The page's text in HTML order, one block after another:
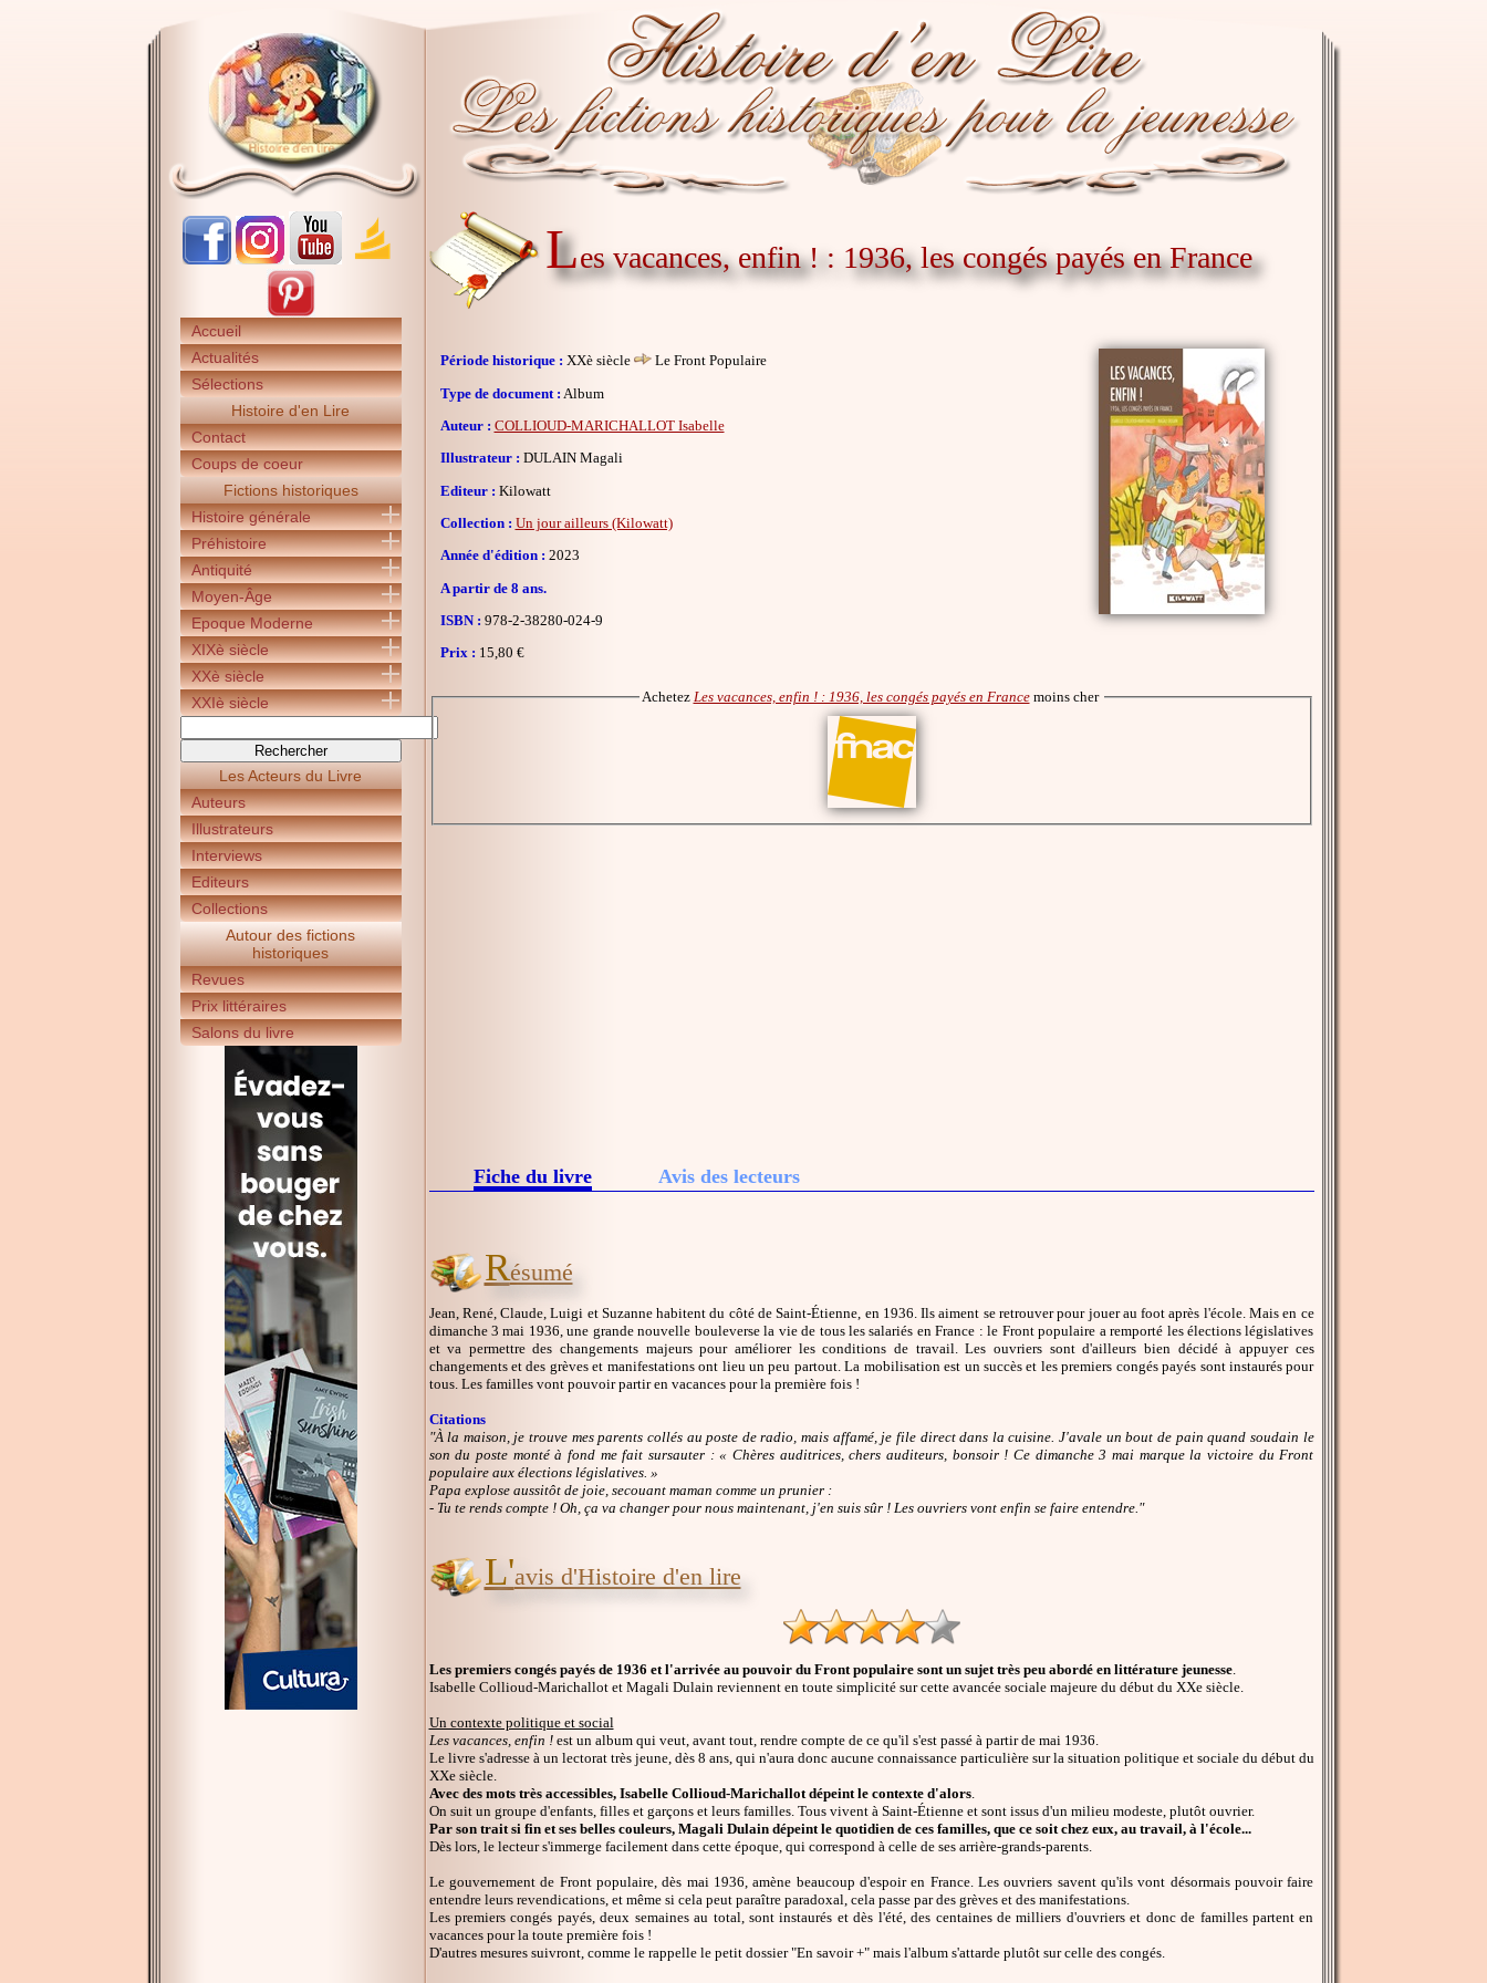
Accueil
Actualités
Sélections
Histoire d'en Lire
Contact
Coups de coeur
Fictions historiques
Histoire générale
Préhistoire
Antiquité
Moyen-Âge
Epoque Moderne
XIXè siècle
XXè siècle
XXIè siècle
Les Acteurs du Livre
Auteurs
Illustrateurs
Interviews
Editeurs
Collections
Autour des fictions
historiques
Revues
Prix littéraires
Salons du livre
Les vacances, enfin ! : 1936, les congés payés en France
Période historique : XXè siècle
Le Front Populaire
Type de document : Album
Auteur : COLLIOUD-MARICHALLOT Isabelle
Illustrateur : DULAIN Magali
Editeur : Kilowatt
Collection : Un jour ailleurs (Kilowatt)
Année d'édition : 2023
A partir de 8 ans.
ISBN : 978-2-38280-024-9
Prix : 15,80 €
Achetez Les vacances, enfin ! : 1936, les congés payés en Francemoins cher
Fiche du livre Avis des lecteurs
Résumé
Jean, René, Claude, Luigi et Suzanne habitent du côté de Saint-Étienne, en 1936. Ils aiment se retrouver pour jouer au foot après l'école. Mais en ce
dimanche 3 mai 1936, une grande nouvelle bouleverse la vie de tous les salariés en France : le Front populaire a remporté les élections législatives
et va permettre des changements majeurs pour améliorer les conditions de travail. Les ouvriers sont d'ailleurs bien décidé à appuyer ces
changements et des grèves et manifestations ont lieu un peu partout. La mobilisation est un succès et les premiers congés payés sont instaurés pour
tous. Les familles vont pouvoir partir en vacances pour la première fois !
Citations
"À la maison, je trouve mes parents collés au poste de radio, mais affamé, je file direct dans la cuisine. J'avale un bout de pain quand soudain le
son du poste monté à fond me fait sursauter : « Chères auditrices, chers auditeurs, bonsoir ! Ce dimanche 3 mai marque la victoire du Front
populaire aux élections législatives. »
Papa explose aussitôt de joie, secouant maman comme un prunier :
- Tu te rends compte ! Oh, ça va changer pour nous maintenant, j'en suis sûr ! Les ouvriers vont enfin se faire entendre."
L'avis d'Histoire d'en lire
Les premiers congés payés de 1936 et l'arrivée au pouvoir du Front populaire sont un sujet très peu abordé en littérature jeunesse.
Isabelle Collioud-Marichallot et Magali Dulain reviennent en toute simplicité sur cette avancée sociale majeure du début du XXe siècle.
Un contexte politique et social
Les vacances, enfin !est un album qui veut, avant tout, rendre compte de ce qu'il s'est passé à partir de mai 1936.
Le livre s'adresse à un lectorat très jeune, dès 8 ans, qui n'aura donc aucune connaissance particulière sur la situation politique et sociale du début du
XXe siècle.
Avec des mots très accessibles, Isabelle Collioud-Marichallot dépeint le contexte d'alors.
On suit un groupe d'enfants, filles et garçons et leurs familles. Tous vivent à Saint-Étienne et sont issus d'un milieu modeste, plutôt ouvrier.
Par son trait si fin et ses belles couleurs, Magali Dulain dépeint le quotidien de ces familles, que ce soit chez eux, au travail, à l'école...
Dès lors, le lecteur s'immerge facilement dans cette époque, qui correspond à celle de ses arrière-grands-parents.
Le gouvernement de Front populaire, dès mai 1936, amène beaucoup d'espoir en France. Les ouvriers savent qu'ils vont désormais pouvoir faire
entendre leurs revendications, et même si cela peut paraître paradoxal, cela passe par des grèves et des manifestations.
Les premiers congés payés, deux semaines au total, sont instaurés et dès l'été, des centaines de milliers d'ouvriers et donc de familles partent en
vacances pour la toute première fois !
D'autres mesures suivront, comme le rappelle le petit dossier "En savoir +" mais l'album s'attarde plutôt sur celle des congés.